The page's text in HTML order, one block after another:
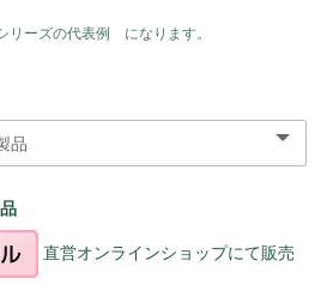
ーズの代表例 になります。
直営オンラインショップにて販売